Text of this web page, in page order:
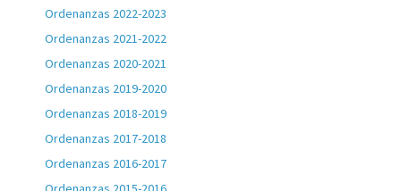
Ordenanzas 2022-2023
Ordenanzas 2021-2022
Ordenanzas 2020-2021
Ordenanzas 2019-2020
Ordenanzas 2018-2019
Ordenanzas 2017-2018
Ordenanzas 2016-2017